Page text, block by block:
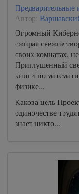
Предварительные
Автор:
Огромный
сжирая свежие
своих комнатах,
Приглушенный
книги по
физике...
Какова цель
одиночестве
знает никто...